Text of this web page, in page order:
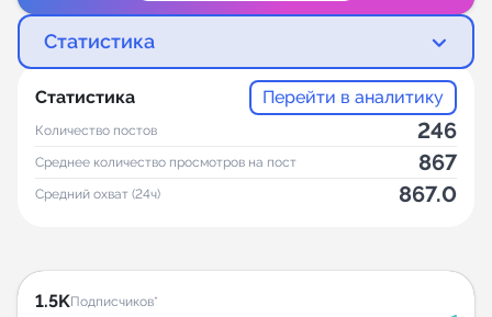
Статистика
Статистика Перейти в аналитику
Количество постов 246
Среднее количество просмотров на пост 867
Средний охват (24ч) 867.0
1.5KПодписчиков*